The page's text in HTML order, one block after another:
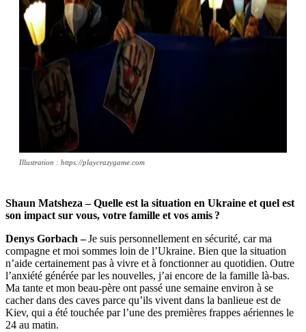
Illustration : https://playcrazygame.com
Shaun Matsheza – Quelle est la situation en Ukraine et quel est
son impact sur vous, votre famille et vos amis ?
Denys Gorbach –Je suis personnellement en sécurité, car ma
compagne et moi sommes loin de l’Ukraine. Bien que la situation
n’aide certainement pas à vivre et à fonctionner au quotidien. Outre
l’anxiété générée par les nouvelles, j’ai encore de la famille là-bas.
Ma tante et mon beau-père ont passé une semaine environ à se
cacher dans des caves parce qu’ils vivent dans la banlieue est de
Kiev, qui a été touchée par l’une des premières frappes aériennes le
24 au matin.